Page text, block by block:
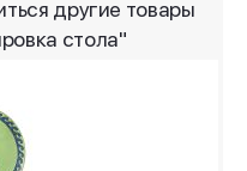
другие товары
стола"